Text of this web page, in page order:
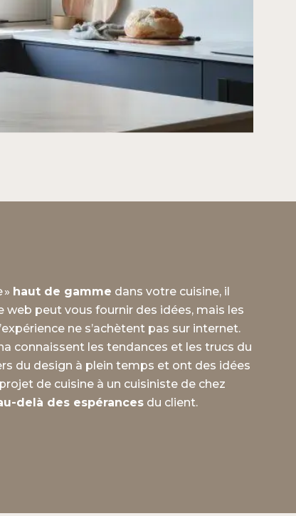
» haut de gamme dans votre cuisine, il
web peut vous fournir des idées, mais les
ne s’achètent pas sur internet.
connaissent les tendances et les trucs du
du design à plein temps et ont des idées
de cuisine à un cuisiniste de chez
delà des espérances du client.